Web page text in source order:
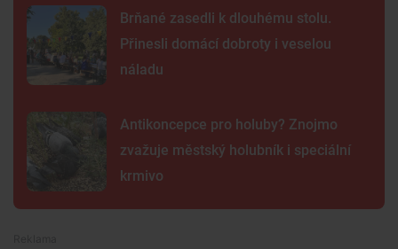
Brňané zasedli k dlouhému stolu.
Přinesli domácí dobroty i veselou
náladu
Antikoncepce pro holuby? Znojmo
zvažuje městský holubník i speciální
krmivo